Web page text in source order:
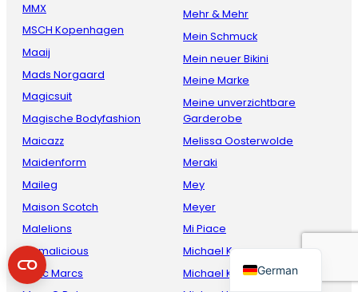
MMX
MSCH Kopenhagen
Maaij
Mads Norgaard
Magicsuit
Magische Bodyfashion
Maicazz
Maidenform
Maileg
Maison Scotch
Malelions
Mamalicious
Marc Marcs
Mehr & Mehr
Mein Schmuck
Mein neuer Bikini
Meine Marke
Meine unverzichtbare
Garderobe
Melissa Oosterwolde
Meraki
Mey
Meyer
Mi Piace
Michael Kors
Michael Kors loungewear
German
Danish
French